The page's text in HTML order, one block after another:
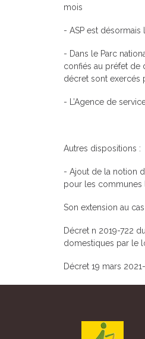
mois
- ASP est désormais
- Dans le Parc
confiés au préfet de
décret sont exercés
- L’Agence de
Autres dispositions :
- Ajout de la notion
pour les communes
Son extension au cas
Décret n 2019-722
domestiques par le
Décret 19 mars